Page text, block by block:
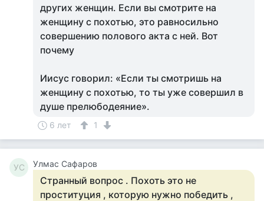
других женщин. Если вы смотрите на
женщину с похотью, это равносильно
совершению полового акта с ней. Вот
почему
Иисус говорил: «Если ты смотришь на
женщину с похотью, то ты уже совершил в
душе прелюбодеяние».
6 лет 1
УС Улмас Сафаров
Странный вопрос . Похоть это не
проституция , которую нужно победить ,